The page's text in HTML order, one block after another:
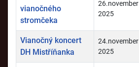
vianočného
stromčeka
26.november
2025
Vianočný koncert
DH Mistříňanka
24.november
2025